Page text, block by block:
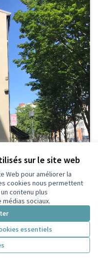
sur le site web
Web pour améliorer la
cookies nous permettent
contenu plus
sociaux.
essentiels